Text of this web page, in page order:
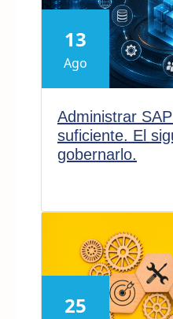
13
Ago
Administrar
suficiente. El
gobernarlo.
25